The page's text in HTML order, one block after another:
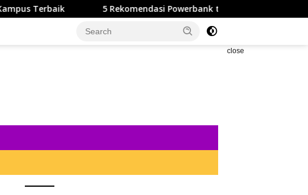
5 Rekomendasi Powerbank terbaru Yang Cocok Untuk Pelajar
close